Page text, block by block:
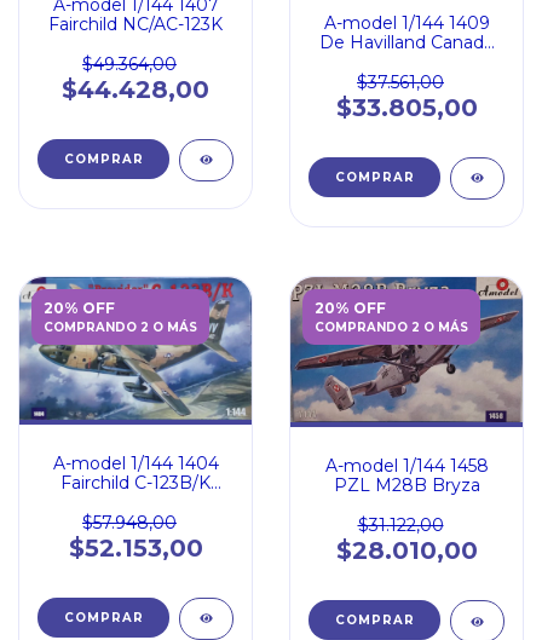
A-model 1/144 1407
Fairchild NC/AC-123K
$49.364,00
$44.428,00
A-model 1/144 1409
De Havilland Canada
CN
$37.561,00
$33.805,00
20% OFF
COMPRANDO 2 O MÁS
A-model 1/144 1404
Fairchild C-123B/K
$57.948,00
$52.153,00
20% OFF
COMPRANDO 2 O MÁS
A-model 1/144 1458
PZL M28B Bryza
$31.122,00
$28.010,00